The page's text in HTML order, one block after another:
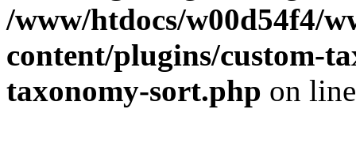
/www/htdocs/w00d54f4/
content/plugins/custom-
taxonomy-sort.php on